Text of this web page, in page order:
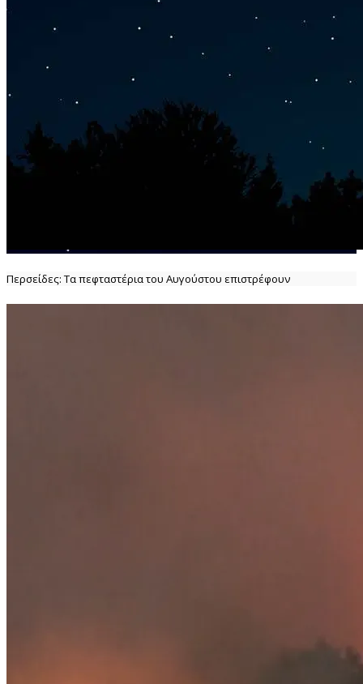
Περσείδες: Τα πεφταστέρια του Αυγούστου επιστρέφουν